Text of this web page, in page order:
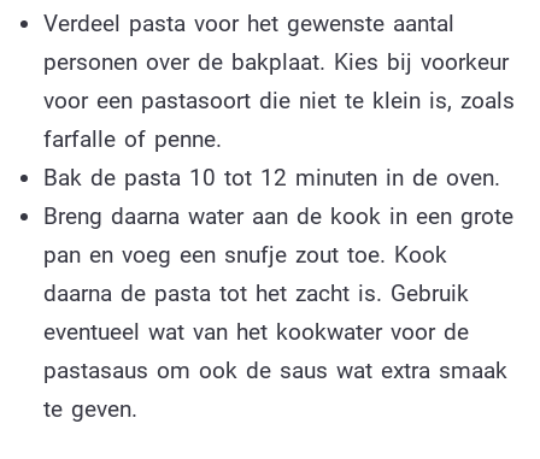
Verdeel pasta voor het gewenste aantal
personen over de bakplaat. Kies bij voorkeur
voor een pastasoort die niet te klein is, zoals
farfalle of penne.
Bak de pasta 10 tot 12 minuten in de oven.
Breng daarna water aan de kook in een grote
pan en voeg een snufje zout toe. Kook
daarna de pasta tot het zacht is. Gebruik
eventueel wat van het kookwater voor de
pastasaus om ook de saus wat extra smaak
te geven.